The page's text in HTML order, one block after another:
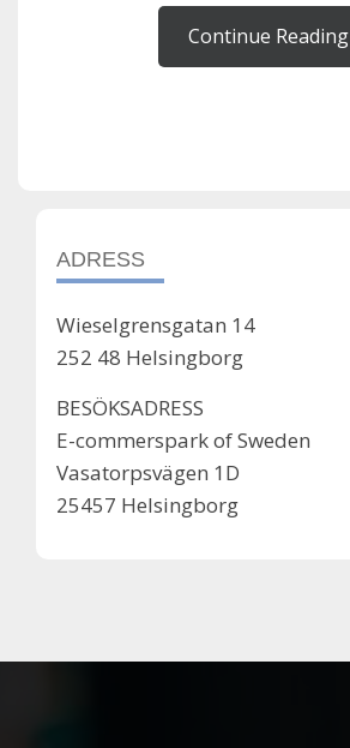
Continue Reading
ADRESS
Wieselgrensgatan 14
252 48 Helsingborg
BESÖKSADRESS
E-commerspark of Sweden
Vasatorpsvägen 1D
25457 Helsingborg